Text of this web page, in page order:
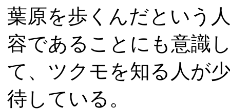
葉原を歩くんだという
容であることにも意識
て、ツクモを知る人が
待している。